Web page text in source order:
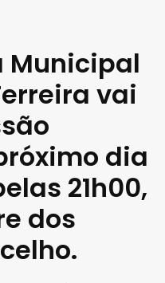
Municipal
vai
dia
21h00,
dos